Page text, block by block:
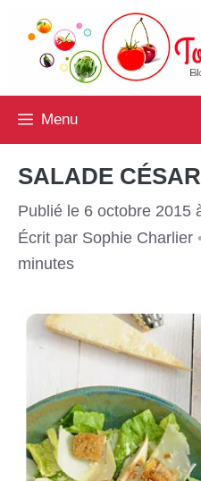
contenu
Menu
SALADE CÉSAR
Publié le 6 octobre 2015
Écrit par Sophie Charlier
minutes